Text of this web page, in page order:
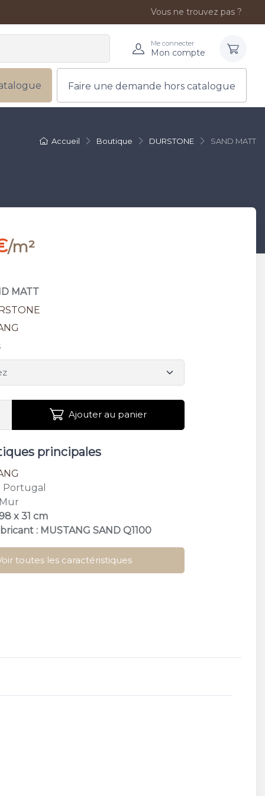
Vous ne trouvez pas ?
Me connecter
Mon compte
Faire une demande hors catalogue
Accueil Boutique DURSTONE SAND MATT
/m²
MATT
Ajouter au panier
principales
Portugal
x 31 cm
: MUSTANG SAND Q1100
toutes les caractéristiques